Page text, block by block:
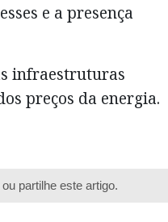
e a presença
infraestruturas
preços da energia.
ou partilhe este artigo.